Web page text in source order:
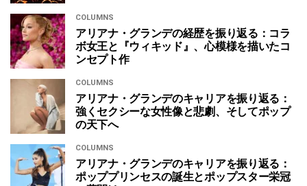
COLUMNS
アリアナ・グランデの経歴を振り返る：コラ
ボ女王と『ウィキッド』、心模様を描いたコ
ンセプト作
COLUMNS
アリアナ・グランデのキャリアを振り返る：
強くセクシーな女性像と悲劇、そしてポップ
の天下へ
COLUMNS
アリアナ・グランデのキャリアを振り返る：
ポッププリンセスの誕生とポップスター栄冠